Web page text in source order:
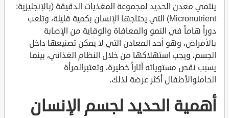
ينتمي معدن الحديد لمجموعة المغذيات الدقيقة (بالإنجليزية:
Micronutrient) التي يحتاجها الإنسان بكمية قليلة، وتلعب
دوراً هاماً في النمو والمعافاة والوقاية من الإصابة
بالأمراض، وهو أحد المعادن التي لا يمكن تصنيعها داخل
الجسم، ويجب استهلاكها من خلال النظام الغذائي، بينما
يسبب نقص مستوياته آثاراً خطيرة، وتعتبرالمرأة
الحاملوالأطفال أكثر عرضة لذلك.
أهمية الحديد لجسم الإنسان